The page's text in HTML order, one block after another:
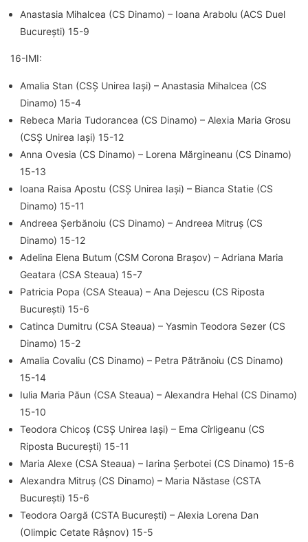
Anastasia Mihalcea (CS Dinamo) – Ioana Arabolu (ACS Duel
București) 15-9
16-IMI:
Amalia Stan (CSȘ Unirea Iași) – Anastasia Mihalcea (CS
Dinamo) 15-4
Rebeca Maria Tudorancea (CS Dinamo) – Alexia Maria Grosu
(CSȘ Unirea Iași) 15-12
Anna Ovesia (CS Dinamo) – Lorena Mărgineanu (CS Dinamo)
15-13
Ioana Raisa Apostu (CSȘ Unirea Iași) – Bianca Statie (CS
Dinamo) 15-11
Andreea Șerbănoiu (CS Dinamo) – Andreea Mitruș (CS
Dinamo) 15-12
Adelina Elena Butum (CSM Corona Brașov) – Adriana Maria
Geatara (CSA Steaua) 15-7
Patricia Popa (CSA Steaua) – Ana Dejescu (CS Riposta
București) 15-6
Catinca Dumitru (CSA Steaua) – Yasmin Teodora Sezer (CS
Dinamo) 15-2
Amalia Covaliu (CS Dinamo) – Petra Pătrănoiu (CS Dinamo)
15-14
Iulia Maria Păun (CSA Steaua) – Alexandra Hehal (CS Dinamo)
15-10
Teodora Chicoș (CSȘ Unirea Iași) – Ema Cîrligeanu (CS
Riposta București) 15-11
Maria Alexe (CSA Steaua) – Iarina Șerbotei (CS Dinamo) 15-6
Alexandra Mitruș (CS Dinamo) – Maria Năstase (CSTA
București) 15-6
Teodora Oargă (CSTA București) – Alexia Lorena Dan
(Olimpic Cetate Râșnov) 15-5